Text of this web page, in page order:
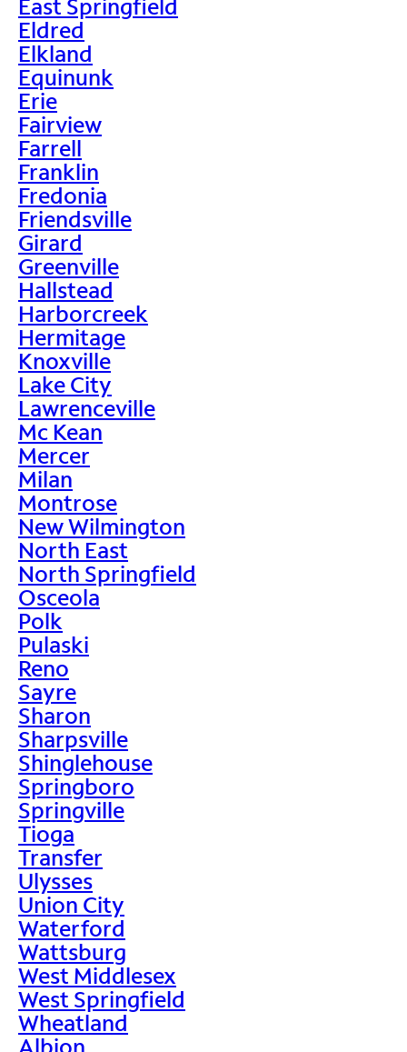
East Springfield
Eldred
Elkland
Equinunk
Erie
Fairview
Farrell
Franklin
Fredonia
Friendsville
Girard
Greenville
Hallstead
Harborcreek
Hermitage
Knoxville
Lake City
Lawrenceville
Mc Kean
Mercer
Milan
Montrose
New Wilmington
North East
North Springfield
Osceola
Polk
Pulaski
Reno
Sayre
Sharon
Sharpsville
Shinglehouse
Springboro
Springville
Tioga
Transfer
Ulysses
Union City
Waterford
Wattsburg
West Middlesex
West Springfield
Wheatland
Albion